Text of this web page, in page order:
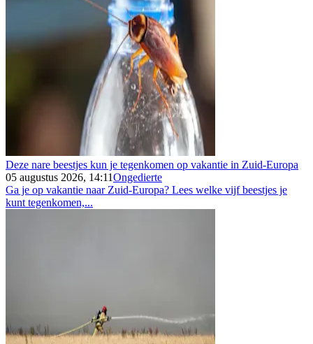
Deze nare beestjes kun je tegenkomen op vakantie in Zuid-Europa
05 augustus 2026, 14:11Ongedierte
Ga je op vakantie naar Zuid-Europa? Lees welke vijf beestjes je
kunt tegenkomen,...